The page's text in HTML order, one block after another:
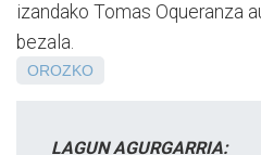
izandako Tomas Oqueranza
bezala.
OROZKO
LAGUN AGURGARRIA: